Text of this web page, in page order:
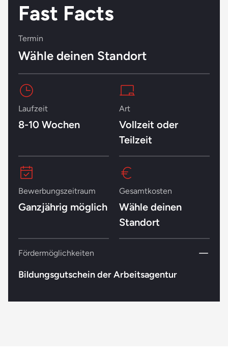
Fast Facts
Termin
Wähle deinen Standort
Laufzeit
8-10 Wochen
Art
Vollzeit oder
Teilzeit
Bewerbungszeitraum
Ganzjährig möglich
Gesamtkosten
Wähle deinen
Standort
Fördermöglichkeiten
Bildungsgutschein der Arbeitsagentur